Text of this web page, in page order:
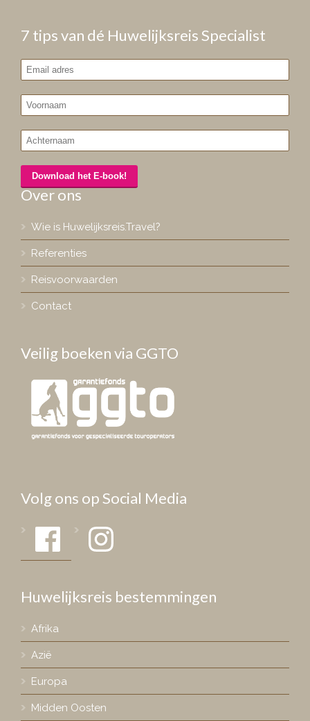
7 tips van dé Huwelijksreis Specialist
Over ons
Wie is Huwelijksreis.Travel?
Referenties
Reisvoorwaarden
Contact
Veilig boeken via GGTO
Volg ons op Social Media
Facebook Instagram
Huwelijksreis bestemmingen
Afrika
Azië
Europa
Midden Oosten